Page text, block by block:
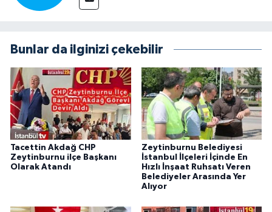
Bunlar da ilginizi çekebilir
Tacettin Akdağ CHP
Zeytinburnu ilçe Başkanı
Olarak Atandı
Zeytinburnu Belediyesi
İstanbul İlçeleri İçinde En
Hızlı İnşaat Ruhsatı Veren
Belediyeler Arasında Yer
Alıyor